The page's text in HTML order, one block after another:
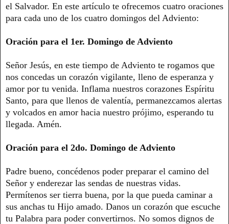
el Salvador. En este artículo te ofrecemos cuatro oraciones
para cada uno de los cuatro domingos del Adviento:
Oración para el 1er. Domingo de Adviento
Señor Jesús, en este tiempo de Adviento te rogamos que
nos concedas un corazón vigilante, lleno de esperanza y
amor por tu venida. Inflama nuestros corazones Espíritu
Santo, para que llenos de valentía, permanezcamos alertas
y volcados en amor hacia nuestro prójimo, esperando tu
llegada. Amén.
Oración para el 2do. Domingo de Adviento
Padre bueno, concédenos poder preparar el camino del
Señor y enderezar las sendas de nuestras vidas.
Permítenos ser tierra buena, por la que pueda caminar a
sus anchas tu Hijo amado. Danos un corazón que escuche
tu Palabra para poder convertirnos. No somos dignos de